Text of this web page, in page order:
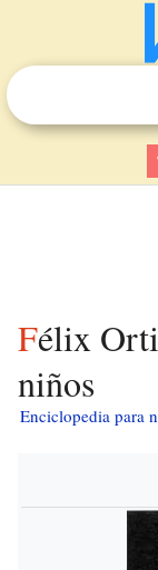
Félix Ortiz y San Pelayo para
niños
Enciclopedia para